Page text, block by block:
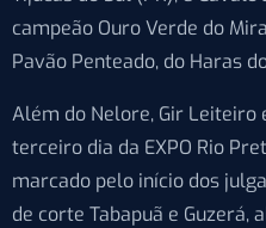
campeão Ouro Verde do
Pavão Penteado, do Haras
Além do Nelore, Gir Leiteiro
terceiro dia da EXPO Rio
marcado pelo início dos
de corte Tabapuã e Guzerá,